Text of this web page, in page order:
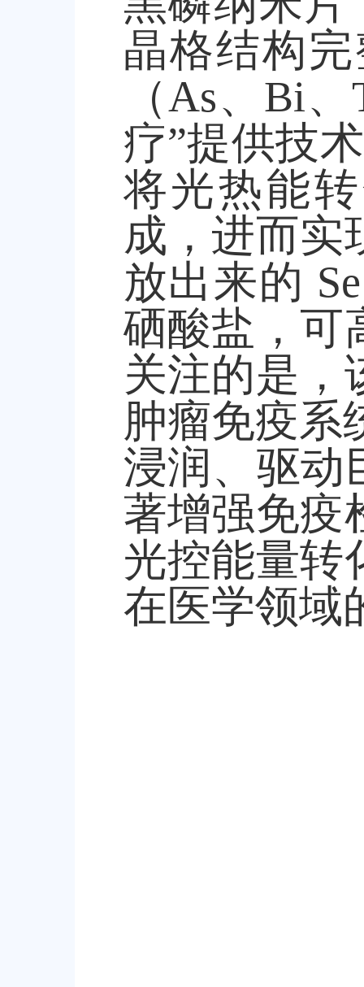
晶格结构
（As、 Bi、
疗”提供技
将光热能
成，进而实
放出来的
硒酸盐，可
关注的是，
肿瘤免疫系
浸润、驱动
著增强免疫
光控能量转
在医学领域